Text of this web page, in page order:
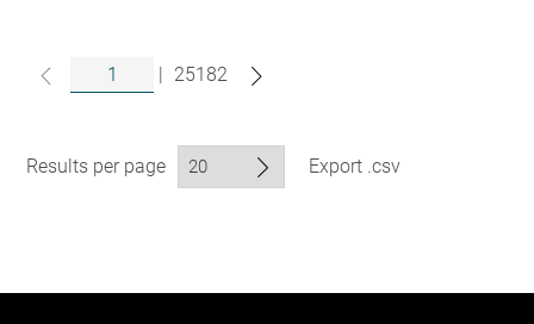
| 25182
Results per page Export .csv